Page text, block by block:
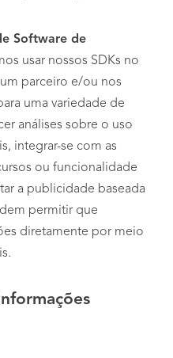
Software de
usar nossos SDKs no
parceiro e/ou nos
uma variedade de
análises sobre o uso
integrar-se com as
ou funcionalidade
a publicidade baseada
permitir que
diretamente por meio